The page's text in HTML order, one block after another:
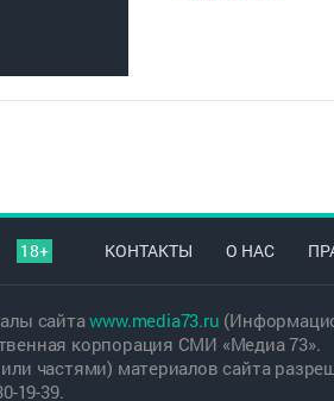
18+ КОНТАКТЫ О НАС
сайтаwww.media73.ru
корпорация СМИ «Медиа 73».
частями) материалов сайта
19-39.